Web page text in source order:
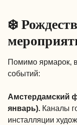
❄️
Помимо ярмарок,
событий:
Амстердамский
январь). Каналы
инсталляции